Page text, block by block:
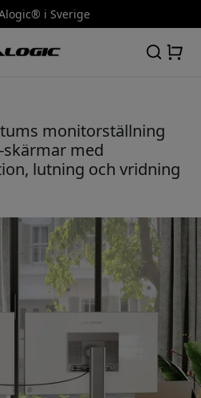
i Sverige
monitorställning
skärmar med
lutning och vridning